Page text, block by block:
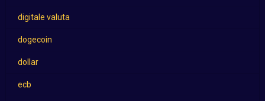
digitale valuta
dogecoin
dollar
ecb